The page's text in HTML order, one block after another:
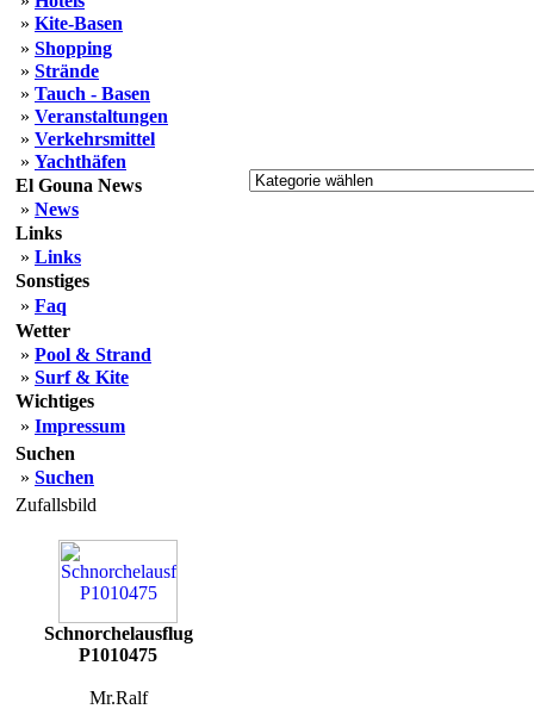
» Kite-Basen
» Shopping
» Strände
» Tauch - Basen
» Veranstaltungen
» Verkehrsmittel
» Yachthäfen
El Gouna News
» News
Links
» Links
Sonstiges
» Faq
Wetter
» Pool & Strand
» Surf & Kite
Wichtiges
» Impressum
Suchen
» Suchen
Zufallsbild
Schnorchelausflug
P1010475
Mr.Ralf